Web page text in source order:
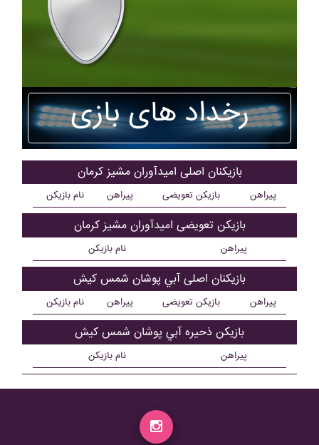
رخداد های بازی
بازیکنان اصلی اميدآوران مشيز کرمان
نام بازیکن پیراهن بازیکن تعویضی پیراهن
بازیکن تعویضی اميدآوران مشيز کرمان
نام بازیکن پیراهن
بازیکنان اصلی آبي پوشان شمس کيش
نام بازیکن پیراهن بازیکن تعویضی پیراهن
بازیکن ذحیره آبي پوشان شمس کيش
نام بازیکن پیراهن